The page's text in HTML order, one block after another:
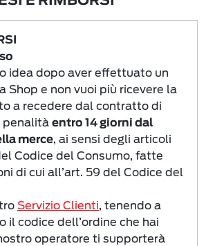
idea dopo aver effettuato un
Shop e non vuoi più ricevere la
a recedere dal contratto di
penalità entro 14 giorni dal
merce, ai sensi degli articoli
Codice del Consumo, fatte
di cui all’art. 59 del Codice del
Servizio Clienti, tenendo a
il codice dell’ordine che hai
operatore ti supporterà